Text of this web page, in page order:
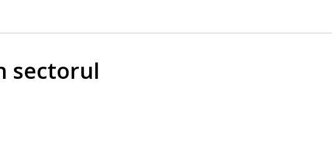
sectorul